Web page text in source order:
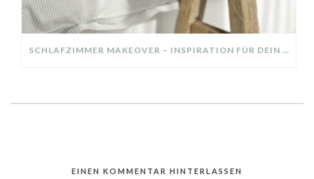
SCHLAFZIMMER MAKEOVER – INSPIRATION FÜR DEIN SCHLAFZIMMER: AUS ALT MACH NEU – HELL, GEMÜTLICH UND EINLADEND
EINEN KOMMENTAR HINTERLASSEN